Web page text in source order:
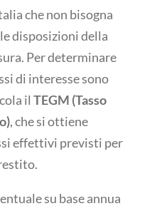
che non bisogna
disposizioni della
Per determinare
di interesse sono
il TEGM (Tasso
, che si ottiene
effettivi previsti per
su base annua